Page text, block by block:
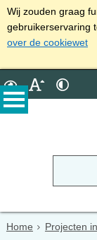
Wij zouden graag
gebruikerservaring
over de cookiewet
Home Projecten